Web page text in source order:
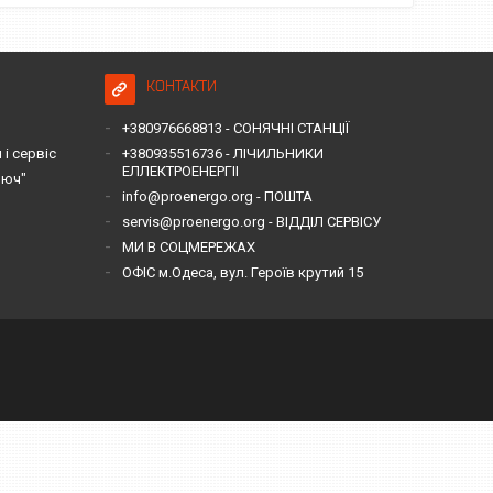
сервіс
КОНТАКТИ
+380976668813 - СОНЯЧНІ СТАНЦІЇ
+380935516736 - ЛІЧИЛЬНИКИ
ЕЛЛЕКТРОЕНЕРГІІ
info@proenergo.org - ПОШТА
servis@proenergo.org - ВІДДІЛ СЕРВІСУ
МИ В СОЦМЕРЕЖАХ
ОФІС м.Одеса, вул. Героїв крутий 15